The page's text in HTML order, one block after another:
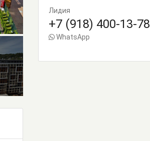
Лидия
+7 (918) 400-13-78
WhatsApp